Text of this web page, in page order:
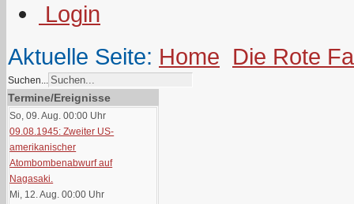
Aktuelle Seite: Home Die Rote
Suchen...
Termine/Ereignisse
So, 09. Aug. 00:00 Uhr
09.08.1945: Zweiter US-
amerikanischer
Atombombenabwurf auf
Nagasaki.
Mi, 12. Aug. 00:00 Uhr